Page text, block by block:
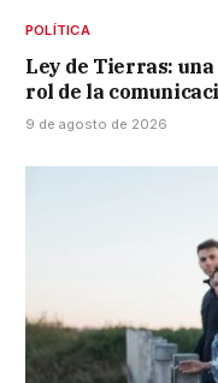
POLÍTICA
Ley de Tierras:
rol de la
9 de agosto de 2026